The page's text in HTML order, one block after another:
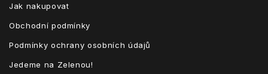
Jak nakupovat
Obchodní podmínky
Podmínky ochrany osobních údajů
Jedeme na Zelenou!